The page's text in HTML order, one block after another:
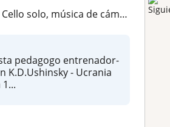
solo, música de cámara
pedagogo entrenador-
K.D.Ushinsky - Ucrania